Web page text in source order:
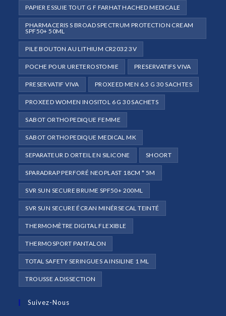
PAPIER ESSUIE TOUT G F FARHAT HACHED MEDICALE
PHARMACERIS S BROAD SPECTRUM PROTECTION CREAM
SPF50+ 50ML
PILE BOUTON AU LITHIUM CR2032 3V
POCHE POUR URETEROSTOMIE PRESERVATIFS VIVA
PRESERVATIF VIVA PROXEED MEN 6.5 G 30 SACHTES
PROXEED WOMEN INOSITOL 6 G 30 SACHETS
SABOT ORTHOPEDIQUE FEMME
SABOT ORTHOPEDIQUE MEDICAL MK
SEPARATEUR D ORTEIL EN SILICONE SHOORT
SPARADRAP PERFORÉ NEOPLAST 18CM * 5M
SVR SUN SECURE BRUME SPF50+ 200ML
SVR SUN SECURE ÉCRAN MINÉRSECAL TEINTÉ
THERMOMÈTRE DIGITAL FLEXIBLE
THERMOSPORT PANTALON
TOTAL SAFETY SERINGUES A INSILINE 1 ML
TROUSSE A DISSECTION
Suivez-Nous